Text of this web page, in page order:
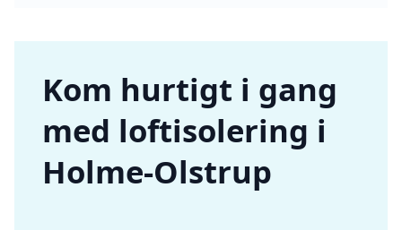
Kom hurtigt i gang
med loftisolering i
Holme-Olstrup